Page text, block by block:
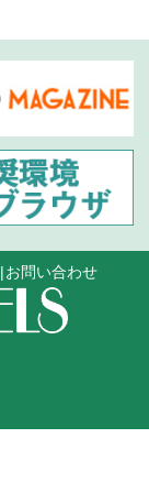
お問い合わせ